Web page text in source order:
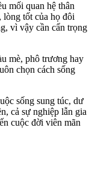
mối quan hệ thân
tốt của họ đôi
vì vậy cần cẩn trọng
mè, phô trương hay
chọn cách sống
sống sung túc, dư
cả sự nghiệp lẫn gia
cuộc đời viên mãn